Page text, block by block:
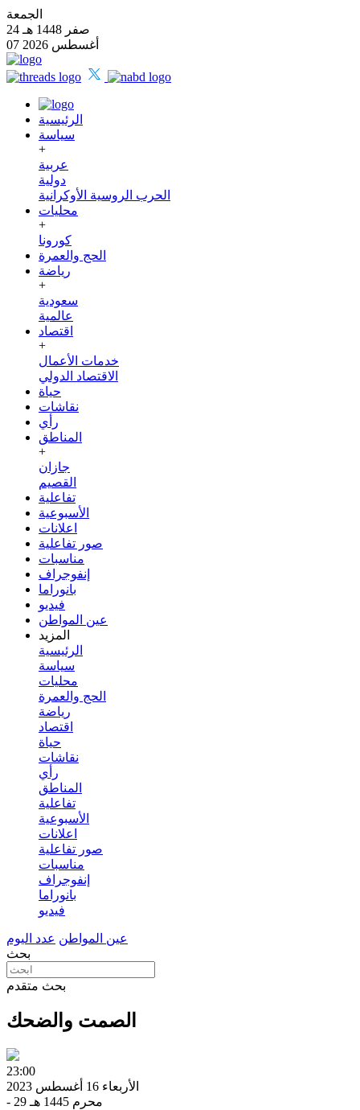
الجمعة
24 صفر 1448 هـ
07 أغسطس 2026
الرئيسية
سياسة
+
عربية
دولية
الحرب الروسية الأوكرانية
محليات
+
كورونا
الحج والعمرة
رياضة
+
سعودية
عالمية
اقتصاد
+
خدمات الأعمال
الاقتصاد الدولي
حياة
نقاشات
رأي
المناطق
+
جازان
القصيم
تفاعلية
الأسبوعية
اعلانات
صور تفاعلية
مناسبات
إنفوجراف
بانوراما
فيديو
عين المواطن
المزيد
الرئيسية
سياسة
محليات
الحج والعمرة
رياضة
اقتصاد
حياة
نقاشات
رأي
المناطق
تفاعلية
الأسبوعية
اعلانات
صور تفاعلية
مناسبات
إنفوجراف
بانوراما
فيديو
عين المواطن عدد اليوم
بحث
بحث متقدم
الصمت والضحك
23:00
الأربعاء 16 أغسطس 2023
- 29 محرم 1445 هـ